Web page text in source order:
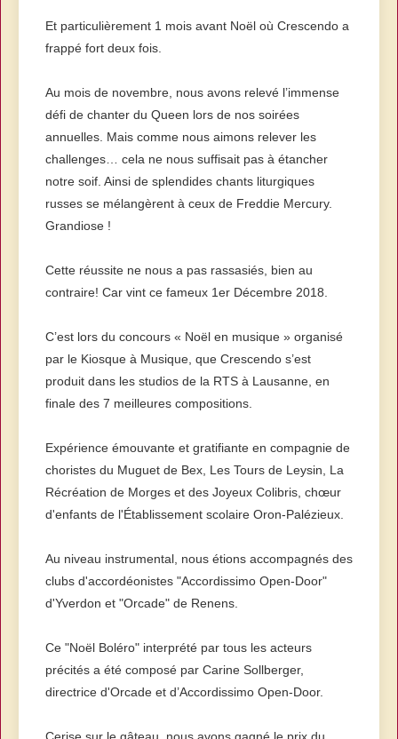
Et particulièrement 1 mois avant Noël où Crescendo a
frappé fort deux fois.
Au mois de novembre, nous avons relevé l’immense
défi de chanter du Queen lors de nos soirées
annuelles. Mais comme nous aimons relever les
challenges… cela ne nous suffisait pas à étancher
notre soif. Ainsi de splendides chants liturgiques
russes se mélangèrent à ceux de Freddie Mercury.
Grandiose !
Cette réussite ne nous a pas rassasiés, bien au
contraire! Car vint ce fameux 1er Décembre 2018.
C’est lors du concours « Noël en musique » organisé
par le Kiosque à Musique, que Crescendo s’est
produit dans les studios de la RTS à Lausanne, en
finale des 7 meilleures compositions.
Expérience émouvante et gratifiante en compagnie de
choristes du Muguet de Bex, Les Tours de Leysin, La
Récréation de Morges et des Joyeux Colibris, chœur
d'enfants de l'Établissement scolaire Oron-Palézieux.
Au niveau instrumental, nous étions accompagnés des
clubs d'accordéonistes "Accordissimo Open-Door"
d'Yverdon et "Orcade" de Renens.
Ce "Noël Boléro" interprété par tous les acteurs
précités a été composé par Carine Sollberger,
directrice d'Orcade et d’Accordissimo Open-Door.